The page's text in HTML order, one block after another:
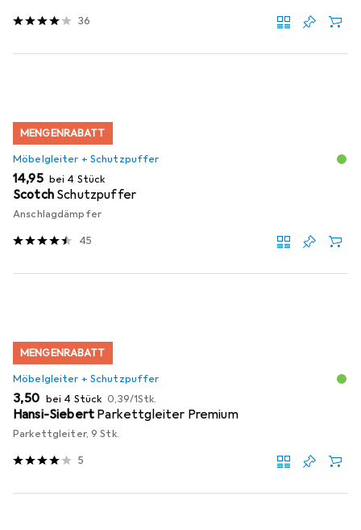
36
MENGENRABATT
Möbelgleiter + Schutzpuffer
EUR
14,95 bei 4 Stück
Scotch Schutzpuffer
Anschlagdämpfer
45
MENGENRABATT
Möbelgleiter + Schutzpuffer
EUR
3,50 bei 4 Stück EUR
0,39/1Stk.
Hansi-Siebert Parkettgleiter Premium
Parkettgleiter, 9 Stk.
5